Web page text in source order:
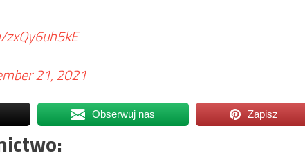
21, 2021
Obserwuj nas Zapisz